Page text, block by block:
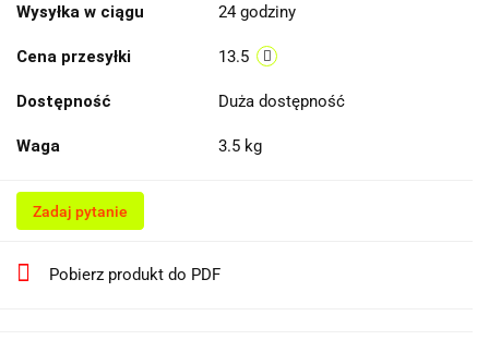
Wysyłka w ciągu 24 godziny
Cena przesyłki 13.5
Dostępność Duża dostępność
Waga 3.5 kg
Zadaj pytanie
Pobierz produkt do PDF